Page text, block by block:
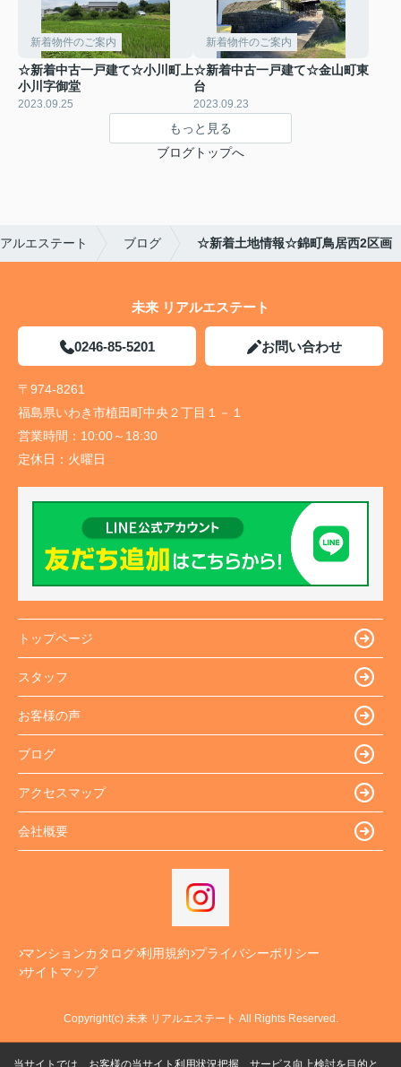
新着物件のご案内
☆新着中古一戸建て☆小川町上
小川字御堂
2023.09.25
新着物件のご案内
☆新着中古一戸建て☆金山町東
台
2023.09.23
もっと見る
ブログトップへ
ルエステート ブログ ☆新着土地情報☆錦町鳥居西2区画
未来 リアルエステート
0246-85-5201 お問い合わせ
〒974-8261
福島県いわき市植田町中央２丁目１－１
営業時間： 10:00～18:30
定休日： 火曜日
トップページ
スタッフ
お客様の声
ブログ
アクセスマップ
会社概要
マンションカタログ 利用規約 プライバシーポリシー
サイトマップ
Copyright(c) 未来 リアルエステート All Rights Reserved.
当サイトでは、お客様の当サイト利用状況把握、サービス向上検討を目的と